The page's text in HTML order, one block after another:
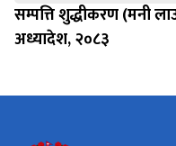
सम्पत्ति शुद्धीकरण (मनी
अध्यादेश, २०८३